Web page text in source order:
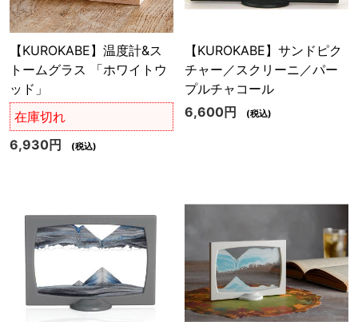
【KUROKABE】温度計&ス
トームグラス 「ホワイトウ
ッド」
在庫切れ
6,930円
(税込)
【KUROKABE】サンドピク
チャー／スクリーニ／パー
プルチャコール
6,600円
(税込)